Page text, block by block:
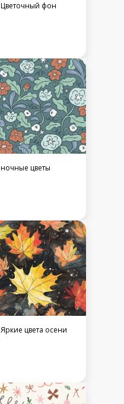
Цветочный фон
ночные цветы
Яркие цвета осени